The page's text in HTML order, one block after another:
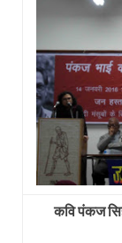
कवि पंकज